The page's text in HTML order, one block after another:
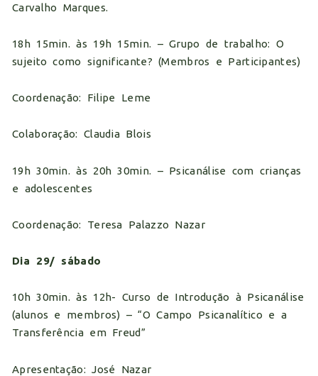
Carvalho Marques.
18h 15min. às 19h 15min. – Grupo de trabalho: O
sujeito como significante? (Membros e Participantes)
Coordenação: Filipe Leme
Colaboração: Claudia Blois
19h 30min. às 20h 30min. – Psicanálise com crianças
e adolescentes
Coordenação: Teresa Palazzo Nazar
Dia 29/ sábado
10h 30min. às 12h- Curso de Introdução à Psicanálise
(alunos e membros) – “O Campo Psicanalítico e a
Transferência em Freud”
Apresentação: José Nazar